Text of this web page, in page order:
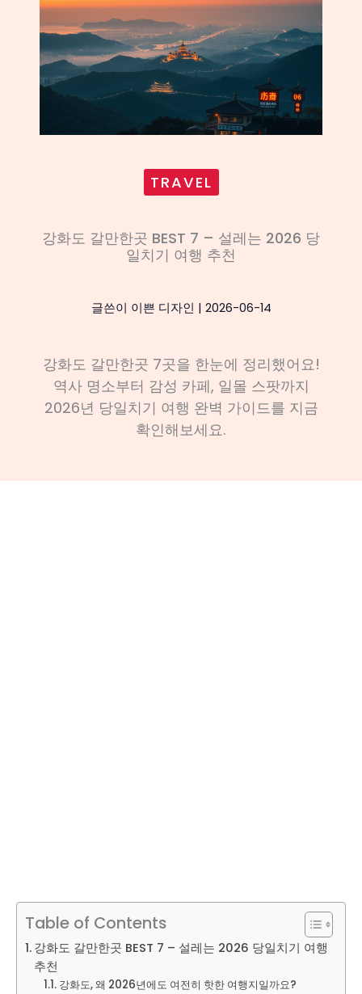
TRAVEL
강화도 갈만한곳 BEST 7 – 설레는 2026 당
일치기 여행 추천
글쓴이 이쁜 디자인 | 2026-06-14
강화도 갈만한곳 7곳을 한눈에 정리했어요!
역사 명소부터 감성 카페, 일몰 스팟까지
2026년 당일치기 여행 완벽 가이드를 지금
확인해보세요.
Table of Contents
강화도 갈만한곳 BEST 7 – 설레는 2026 당일치기 여행
추천
강화도, 왜 2026년에도 여전히 핫한 여행지일까요?